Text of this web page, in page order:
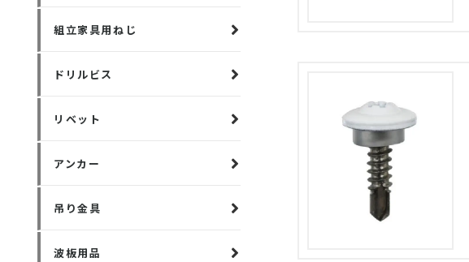
組立家具用ねじ
ドリルビス
リベット
アンカー
吊り金具
波板用品